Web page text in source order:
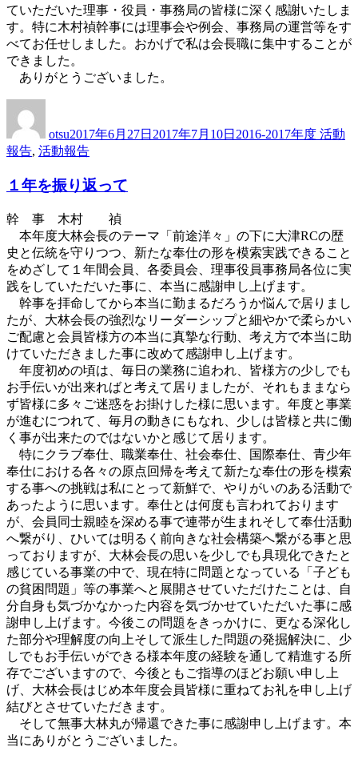
ていただいた理事・役員・事務局の皆様に深く感謝いたしま
す。特に木村禎幹事には理事会や例会、事務局の運営等をす
べてお任せしました。おかげで私は会長職に集中することが
できました。
ありがとうございました。
者
otsu日:
2017年6月27日 2017年7月10日ゴ
2016-2017年度 活動
報告, 活動報告
１年を振り返って
幹 事 木村 禎
本年度大林会長のテーマ「前途洋々」の下に大津RCの歴
史と伝統を守りつつ、新たな奉仕の形を模索実践できること
をめざして１年間会員、各委員会、理事役員事務局各位に実
践をしていただいた事に、本当に感謝申し上げます。
幹事を拝命してから本当に勤まるだろうか悩んで居りまし
たが、大林会長の強烈なリーダーシップと細やかで柔らかい
ご配慮と会員皆様方の本当に真摯な行動、考え方で本当に助
けていただきました事に改めて感謝申し上げます。
年度初めの頃は、毎日の業務に追われ、皆様方の少しでも
お手伝いが出来ればと考えて居りましたが、それもままなら
ず皆様に多々ご迷惑をお掛けした様に思います。年度と事業
が進むにつれて、毎月の動きにもなれ、少しは皆様と共に働
く事が出来たのではないかと感じて居ります。
特にクラブ奉仕、職業奉仕、社会奉仕、国際奉仕、青少年
奉仕における各々の原点回帰を考えて新たな奉仕の形を模索
する事への挑戦は私にとって新鮮で、やりがいのある活動で
あったように思います。奉仕とは何度も言われております
が、会員同士親睦を深める事で連帯が生まれそして奉仕活動
へ繋がり、ひいては明るく前向きな社会構築へ繋がる事と思
っておりますが、大林会長の思いを少しでも具現化できたと
感じている事業の中で、現在特に問題となっている「子ども
の貧困問題」等の事業へと展開させていただけたことは、自
分自身も気づかなかった内容を気づかせていただいた事に感
謝申し上げます。今後この問題をきっかけに、更なる深化し
た部分や理解度の向上そして派生した問題の発掘解決に、少
しでもお手伝いができる様本年度の経験を通して精進する所
存でございますので、今後ともご指導のほどお願い申し上
げ、大林会長はじめ本年度会員皆様に重ねてお礼を申し上げ
結びとさせていただきます。
そして無事大林丸が帰還できた事に感謝申し上げます。本
当にありがとうございました。